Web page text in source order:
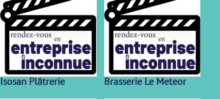
Isosan Plâtrerie Brasserie Le Meteor